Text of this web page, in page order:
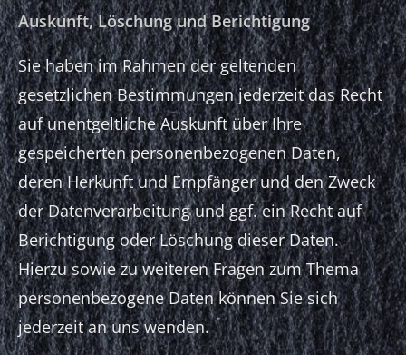
Auskunft, Löschung und Berichtigung
Sie haben im Rahmen der geltenden
gesetzlichen Bestimmungen jederzeit das Recht
auf unentgeltliche Auskunft über Ihre
gespeicherten personenbezogenen Daten,
deren Herkunft und Empfänger und den Zweck
der Datenverarbeitung und ggf. ein Recht auf
Berichtigung oder Löschung dieser Daten.
Hierzu sowie zu weiteren Fragen zum Thema
personenbezogene Daten können Sie sich
jederzeit an uns wenden.